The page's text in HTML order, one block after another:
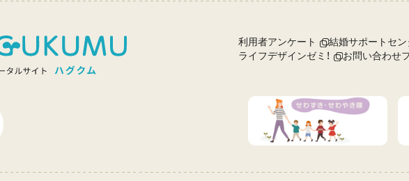
利用者アンケート
結婚サポートセ
ライフデザインゼミ！
お問い合わせ